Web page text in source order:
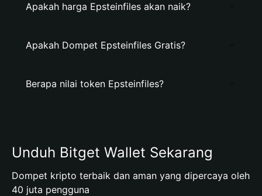
Apakah harga Epsteinfiles akan naik?
Apakah Dompet Epsteinfiles Gratis?
Berapa nilai token Epsteinfiles?
Unduh Bitget Wallet Sekarang
Dompet kripto terbaik dan aman yang dipercaya oleh
40 juta pengguna